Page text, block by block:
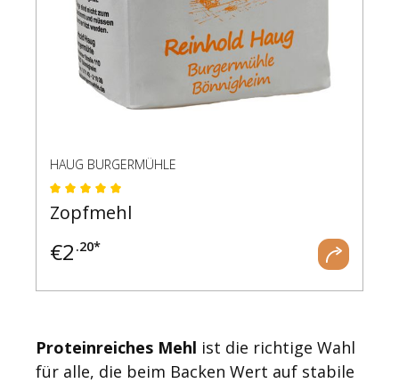
HAUG BURGERMÜHLE
Durchschnittliche Bewertung von 5 von 5
Zopfmehl
€2 .20*
Proteinreiches Mehl ist die richtige Wahl
für alle, die beim Backen Wert auf stabile